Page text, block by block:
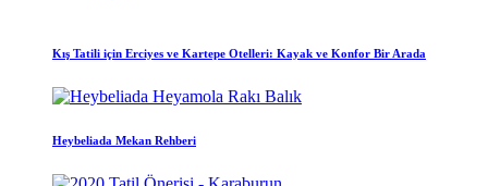
Kış Tatili için Erciyes ve Kartepe Otelleri: Kayak ve Konfor Bir Arada
Heybeliada Mekan Rehberi